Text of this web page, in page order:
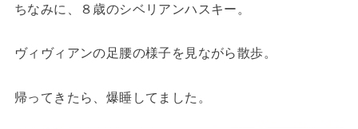
ちなみに、８歳のシベリアンハスキー。
ヴィヴィアンの足腰の様子を見ながら散歩。
帰ってきたら、爆睡してました。